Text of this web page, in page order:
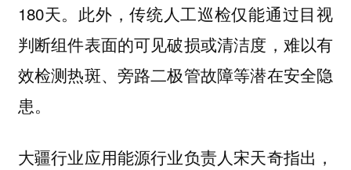
180天。此外，传统人工巡检仅能通过目视
判断组件表面的可见破损或清洁度，难以有
效检测热斑、旁路二极管故障等潜在安全隐
患。
大疆行业应用能源行业负责人宋天奇指出，